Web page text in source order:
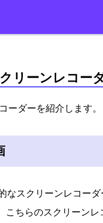
ー
る質問
リーンレコー
ーダーを紹介します。
なスクリーンレコー
ちらのスクリーンレ